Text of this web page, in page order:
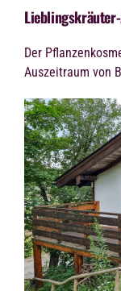
Der
Auszeitraum von